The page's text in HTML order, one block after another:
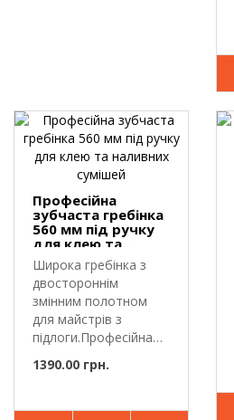
Професійна
зубчаста гребінка
560 мм під ручку
для клею та
наливних сумішей
Широка гребінка з
двостороннім
змінним полотном
для майстрів з
підлоги.Професійна
1390.00 грн.